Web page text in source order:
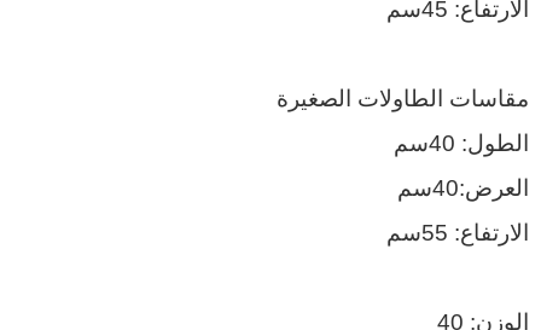
الارتفاع: 45سم
مقاسات الطاولات الصغيرة
الطول: 40سم
العرض:40سم
الارتفاع: 55سم
الوزن: 40